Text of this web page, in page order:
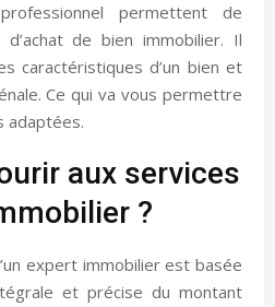
permettent de
de bien immobilier. Il
caractéristiques d’un bien et
Ce qui va vous permettre
adaptées.
aux services
?
expert immobilier est basée
et précise du montant